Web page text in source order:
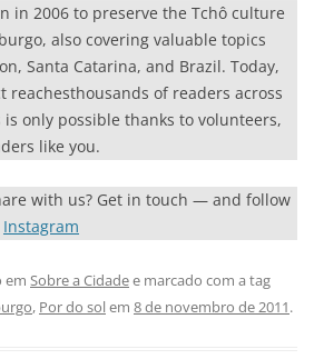
in 2006 to preserve the Tchô culture
also covering valuable topics
Santa Catarina, and Brazil. Today,
of readers across
only possible thanks to volunteers,
like you.
with us? Get in touch — and follow
Instagram
em Sobre a Cidadee marcado com a tag
, Por do solem 8 de novembro de 2011.